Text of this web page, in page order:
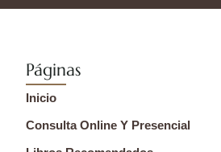
Páginas
Inicio
Consulta Online Y Presencial